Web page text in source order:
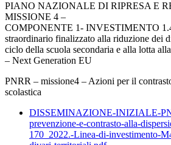
PIANO NAZIONALE DI RIPRESA E
MISSIONE 4 –
COMPONENTE 1- INVESTIMENTO
straordinario finalizzato alla riduzione dei
ciclo della scuola secondaria e alla lotta
– Next Generation EU
PNRR – missione4 – Azioni per il
scolastica
DISSEMINAZIONE-INIZIALE-
prevenzione-e-contrasto-alla-
170_2022.-Linea-di-investimento-